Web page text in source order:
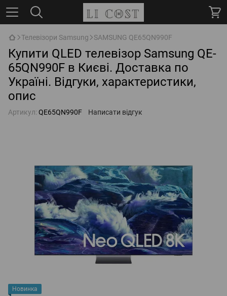
Телевізори Samsung SAMSUNG QE65QN990F
Купити QLED телевізор Samsung QE-
65QN990F в Києві. Доставка по
Україні. Відгуки, характеристики,
опис
Артикул: QE65QN990F Написати відгук
Новинка